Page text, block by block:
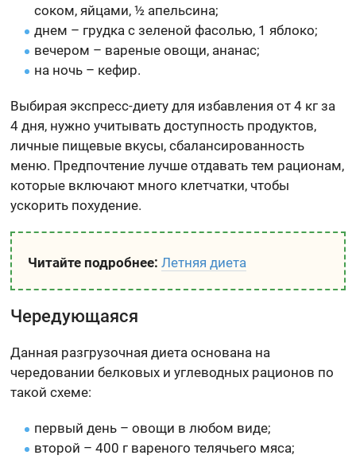
соком, яйцами, ½ апельсина;
днем – грудка с зеленой фасолью, 1 яблоко;
вечером – вареные овощи, ананас;
на ночь – кефир.
Выбирая экспресс-диету для избавления от 4 кг за
4 дня, нужно учитывать доступность продуктов,
личные пищевые вкусы, сбалансированность
меню. Предпочтение лучше отдавать тем рационам,
которые включают много клетчатки, чтобы
ускорить похудение.
Читайте подробнее: Летняя диета
Чередующаяся
Данная разгрузочная диета основана на
чередовании белковых и углеводных рационов по
такой схеме:
первый день – овощи в любом виде;
второй – 400 г вареного телячьего мяса;